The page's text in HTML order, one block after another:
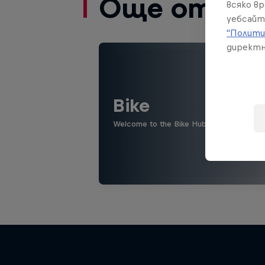
Още от
Bike
Welcome to the Bike Hub, where you
всяко